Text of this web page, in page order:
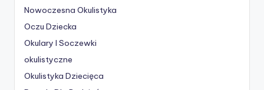
Nowoczesna Okulistyka
Oczu Dziecka
Okulary I Soczewki
okulistyczne
Okulistyka Dziecięca